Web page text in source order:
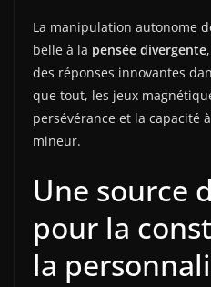
La manipulation autonome
belle à la pensée divergente
des réponses innovantes
que tout, les jeux
persévérance et la capacité
mineur.
Une source
pour la
la